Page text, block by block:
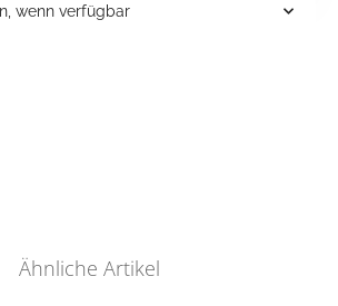
wenn verfügbar
Ähnliche Artikel